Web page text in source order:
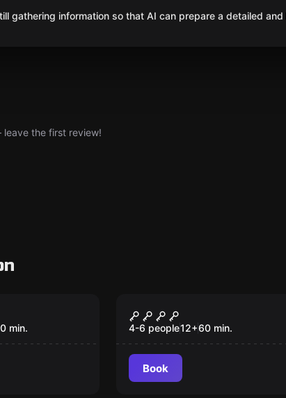
gathering information so that AI can prepare a detailed
leave the first review!
min.
The Conjuring
4-6 people12+60 min.
Book